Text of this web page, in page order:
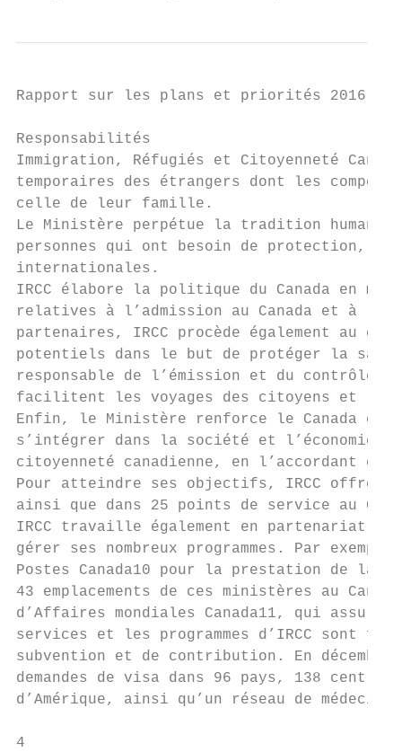
Rapport sur les plans et priorités 2016-
Responsabilités
Immigration, Réfugiés et Citoyenneté
temporaires des étrangers dont les
celle de leur famille.
Le Ministère perpétue la tradition
personnes qui ont besoin de protection,
internationales.
IRCC élabore la politique du Canada en
relatives à l’admission au Canada et à
partenaires, IRCC procède également au
potentiels dans le but de protéger la
responsable de l’émission et du contrôle
facilitent les voyages des citoyens et
Enfin, le Ministère renforce le Canada en
s’intégrer dans la société et l’économie
citoyenneté canadienne, en l’accordant et
Pour atteindre ses objectifs, IRCC offre
ainsi que dans 25 points de service au
IRCC travaille également en partenariat
gérer ses nombreux programmes. Par
Postes Canada10 pour la prestation de la
43 emplacements de ces ministères au
d’Affaires mondiales Canada11, qui
services et les programmes d’IRCC sont
subvention et de contribution. En
demandes de visa dans 96 pays, 138
d’Amérique, ainsi qu’un réseau de
4